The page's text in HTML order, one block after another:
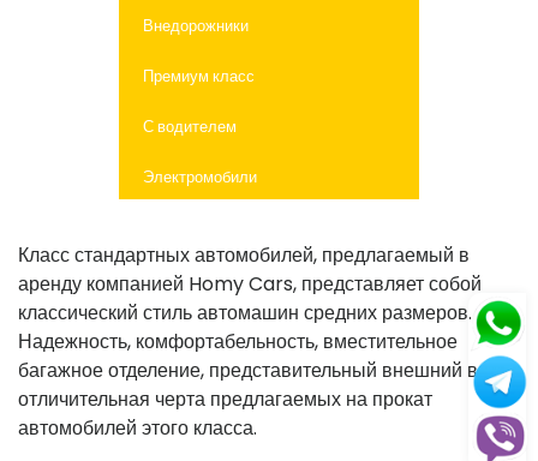
Внедорожники
Премиум класс
С водителем
Электромобили
Класс стандартных автомобилей, предлагаемый в
аренду компанией Homy Cars, представляет собой
классический стиль автомашин средних размеров.
Надежность, комфортабельность, вместительное
багажное отделение, представительный внешний вид –
отличительная черта предлагаемых на прокат
автомобилей этого класса.